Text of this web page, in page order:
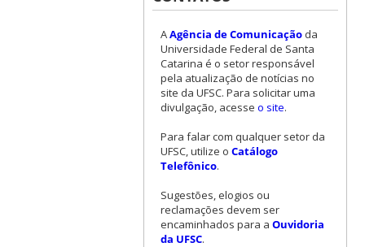
AAgência de Comunicaçãoda
Universidade Federal de Santa
Catarina é o setor responsável
pela atualização de notícias no
site da UFSC. Para solicitar uma
divulgação, acesse o site.
Para falar com qualquer setor da
UFSC, utilize o Catálogo
Telefônico.
Sugestões, elogios ou
reclamações devem ser
encaminhados para a Ouvidoria
da UFSC.